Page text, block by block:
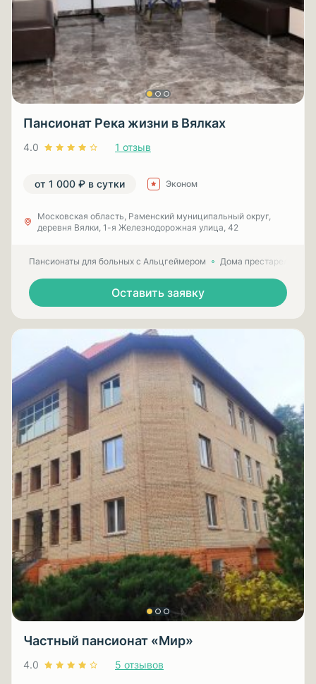
Пансионат Река жизни в Вялках
4.0 1 отзыв
от 1 000 ₽ в сутки Эконом
Московская область, Раменский муниципальный округ,
деревня Вялки, 1-я Железнодорожная улица, 42
Пансионаты для больных с Альцгеймером Дома престарелых
Оставить заявку
Частный пансионат «Мир»
4.0 5 отзывов